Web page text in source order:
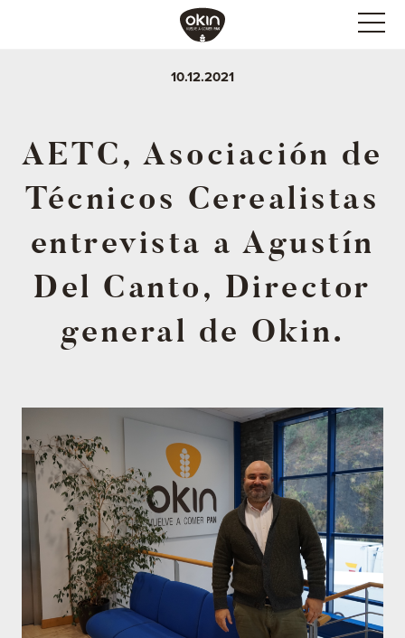
10.12.2021
AETC, Asociación de
Técnicos Cerealistas
entrevista a Agustín
Del Canto, Director
general de Okin.